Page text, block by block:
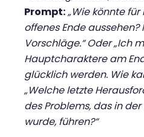
Prompt:„Wie könnte
offenes Ende
Vorschläge.“ Oder „Ich
Hauptcharaktere am
glücklich werden. Wie
„Welche letzte
des Problems, das in
wurde, führen?“